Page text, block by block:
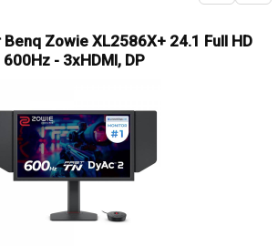
Zowie XL2586X+ 24.1 Full HD
600Hz - 3xHDMI, DP